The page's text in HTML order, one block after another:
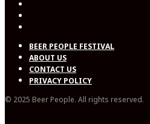
BEER PEOPLE FESTIVAL
ABOUT US
CONTACT US
PRIVACY POLICY
© 2025 Beer People. All rights reserved.